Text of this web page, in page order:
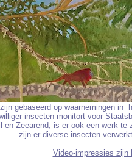
gebaseerd op waarnemingen in
insecten monitort voor
en Zeearend, is er ook een werk
zijn er diverse insecten
Video-impressies zijn